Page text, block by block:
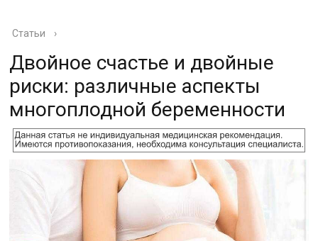
Статьи ›
Двойное счастье и двойные
риски: различные аспекты
многоплодной беременности